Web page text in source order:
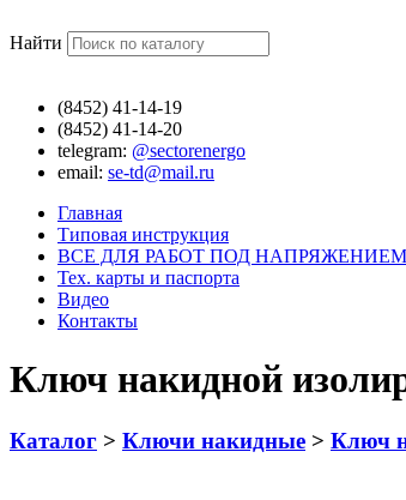
Найти
(8452) 41-14-19
(8452) 41-14-20
telegram: @sectorenergo
email: se-td@mail.ru
Главная
Типовая инструкция
ВСЕ ДЛЯ РАБОТ ПОД НАПРЯЖЕНИЕМ
Тех. карты и паспорта
Видео
Контакты
Ключ накидной
Каталог > Ключи накидные > Ключ